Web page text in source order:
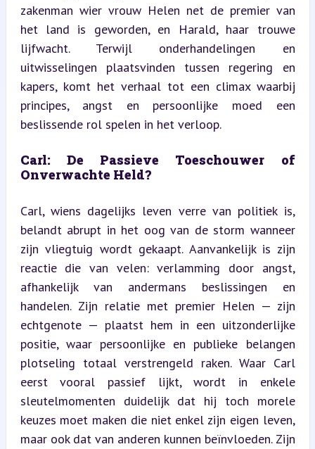
zakenman wier vrouw Helen net de premier van
het land is geworden, en Harald, haar trouwe
lijfwacht. Terwijl onderhandelingen en
uitwisselingen plaatsvinden tussen regering en
kapers, komt het verhaal tot een climax waarbij
principes, angst en persoonlijke moed een
beslissende rol spelen in het verloop.
Carl: De Passieve Toeschouwer of
Onverwachte Held?
Carl, wiens dagelijks leven verre van politiek is,
belandt abrupt in het oog van de storm wanneer
zijn vliegtuig wordt gekaapt. Aanvankelijk is zijn
reactie die van velen: verlamming door angst,
afhankelijk van andermans beslissingen en
handelen. Zijn relatie met premier Helen — zijn
echtgenote — plaatst hem in een uitzonderlijke
positie, waar persoonlijke en publieke belangen
plotseling totaal verstrengeld raken. Waar Carl
eerst vooral passief lijkt, wordt in enkele
sleutelmomenten duidelijk dat hij toch morele
keuzes moet maken die niet enkel zijn eigen leven,
maar ook dat van anderen kunnen beïnvloeden. Zijn